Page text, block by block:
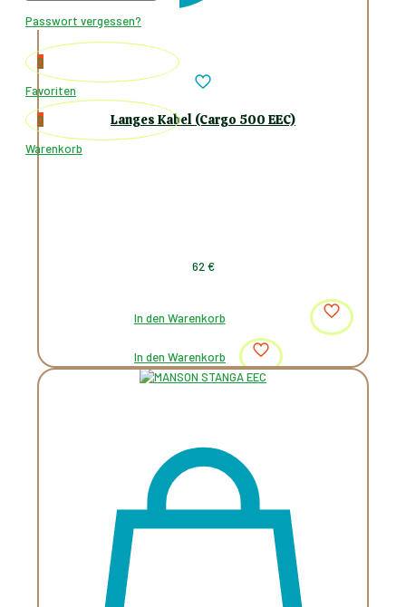
Passwort vergessen?
0
Favoriten
0
Warenkorb
Langes Kabel (Cargo 500 EEC)
62€
In den Warenkorb
In den Warenkorb